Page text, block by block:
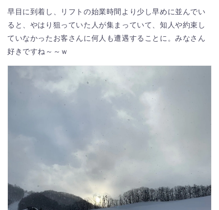
早目に到着し、リフトの始業時間より少し早めに並んでい
ると、やはり狙っていた人が集まっていて、知人や約束し
ていなかったお客さんに何人も遭遇することに。みなさん
好きですね～～ｗ